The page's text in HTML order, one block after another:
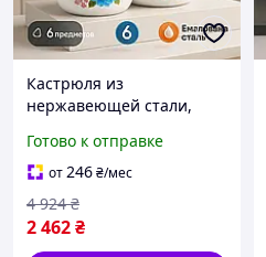
Кастрюля из
нержавеющей стали,
электронной плиты,
Кастрюли с крышками VT-
44
Готово к отправке
от246₴/мес
2 462₴
4 924 ₴